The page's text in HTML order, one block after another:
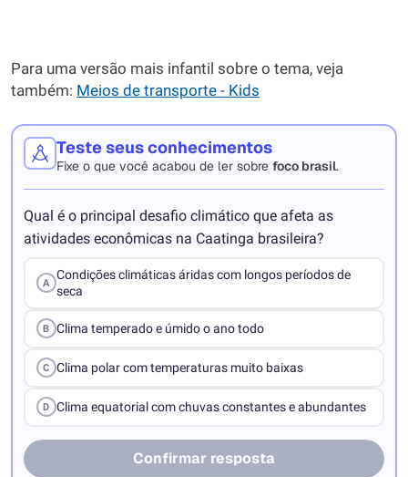
Para uma versão mais infantil sobre o tema, veja
também: Meios de transporte - Kids
Teste seus conhecimentos
Fixe o que você acabou de ler sobre foco brasil.
Qual é o principal desafio climático que afeta as
atividades econômicas na Caatinga brasileira?
A
Condições climáticas áridas com longos períodos de
seca
B Clima temperado e úmido o ano todo
C Clima polar com temperaturas muito baixas
D Clima equatorial com chuvas constantes e abundantes
Confirmar resposta